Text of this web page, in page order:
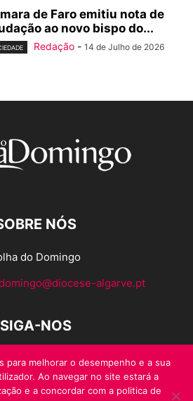
de Faro emitiu nota de
ao novo bispo do...
Redação - 14 de Julho de 2026
NÓS
do Domingo
algarve.pt
SIGA-NOS
para melhorar o desempenho e a sua
Ao navegar no site estará a
e a concordar com a politica de